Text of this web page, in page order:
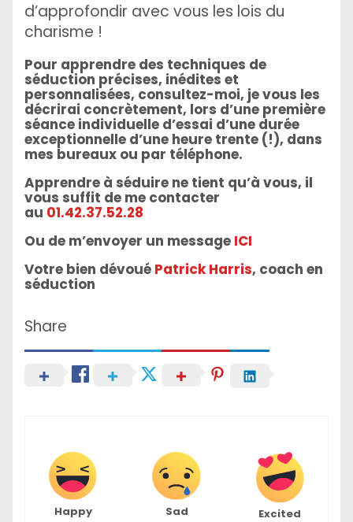
d’approfondir avec vous les lois du
charisme !
Pour apprendre des techniques de
séduction précises, inédites et
personnalisées, consultez-moi, je vous les
décrirai concrètement, lors d’une première
séance individuelle d’essai d’une durée
exceptionnelle d’une heure trente (!), dans
mes bureaux ou par téléphone.
Apprendre à séduire ne tient qu’à vous, il
vous suffit de me contacter
au 01.42.37.52.28
Ou de m’envoyer un message ICI
Votre bien dévoué Patrick Harris, coach en
séduction
Share
Happy Sad Excited